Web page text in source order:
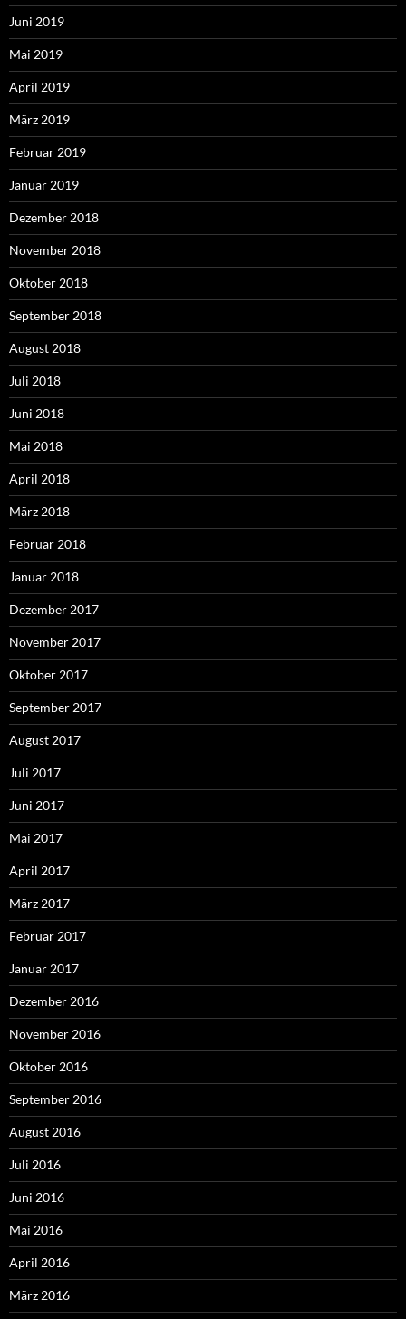
Juni 2019
Mai 2019
April 2019
März 2019
Februar 2019
Januar 2019
Dezember 2018
November 2018
Oktober 2018
September 2018
August 2018
Juli 2018
Juni 2018
Mai 2018
April 2018
März 2018
Februar 2018
Januar 2018
Dezember 2017
November 2017
Oktober 2017
September 2017
August 2017
Juli 2017
Juni 2017
Mai 2017
April 2017
März 2017
Februar 2017
Januar 2017
Dezember 2016
November 2016
Oktober 2016
September 2016
August 2016
Juli 2016
Juni 2016
Mai 2016
April 2016
März 2016